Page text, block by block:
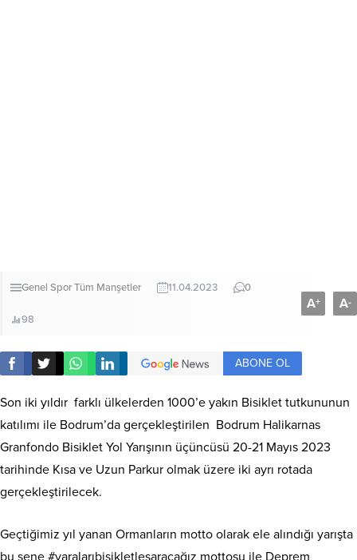
Genel SporTüm Manşetler 11.04.2023 0
98
A+ A-
ABONE OL
Son iki yıldır farklı ülkelerden 1000’e yakın Bisiklet tutkununun
katılımı ile Bodrum’da gerçekleştirilen Bodrum Halikarnas
Granfondo Bisiklet Yol Yarışının üçüncüsü 20-21 Mayıs 2023
tarihinde Kısa ve Uzun Parkur olmak üzere iki ayrı rotada
gerçekleştirilecek.
Geçtiğimiz yıl yanan Ormanların motto olarak ele alındığı yarışta